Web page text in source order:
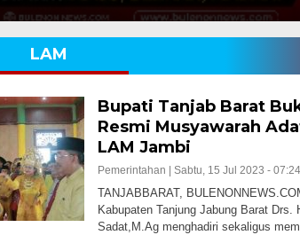
LAM
Bupati Tanjab Barat
Resmi Musyawarah
LAM Jambi
Pemerintahan | Sabtu, 15 Jul 2023 -
TANJABBARAT,
Kabupaten Tanjung Jabung Barat Drs.
Sadat,M.Ag menghadiri sekaligus